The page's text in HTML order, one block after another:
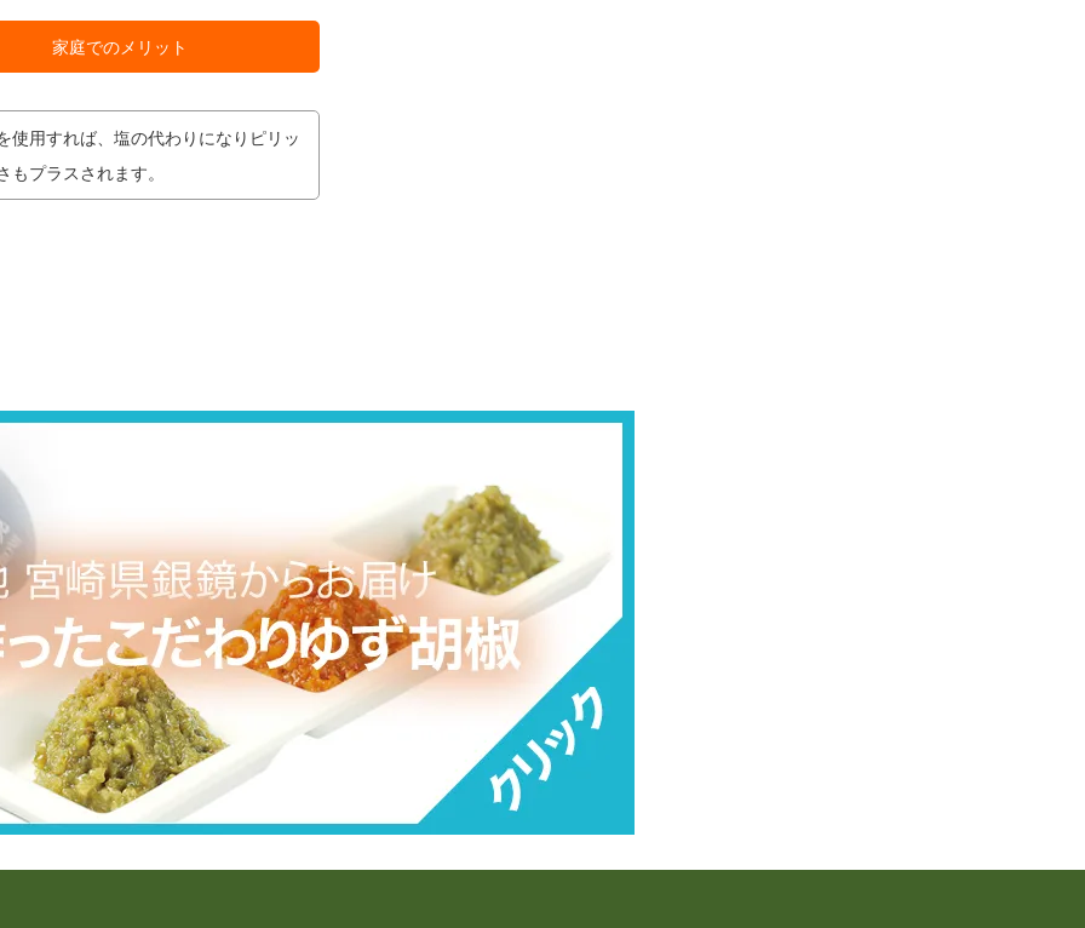
家庭でのメリット
使用すれば、塩の代わりになりピリッ
もプラスされます。